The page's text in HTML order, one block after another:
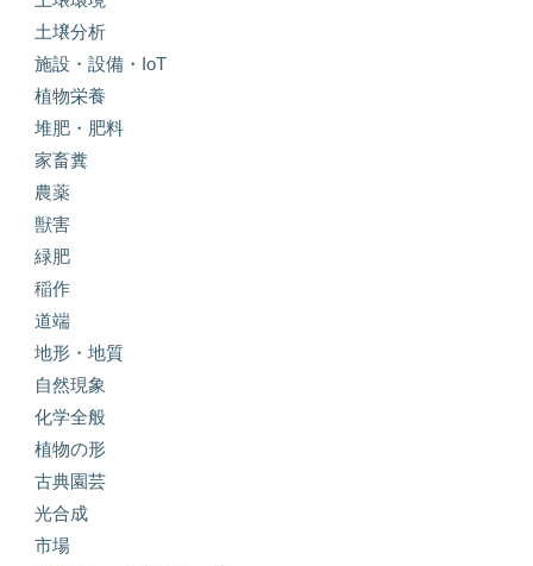
土壌分析
施設・設備・IoT
植物栄養
堆肥・肥料
家畜糞
農薬
獣害
緑肥
稲作
道端
地形・地質
自然現象
化学全般
植物の形
古典園芸
光合成
市場